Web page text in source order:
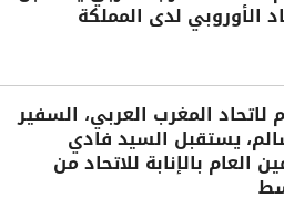
الأوروبي لدى المملكة
لاتحاد المغرب العربي، السفير
يستقبل السيد فادي
العام بالإنابة للاتحاد من